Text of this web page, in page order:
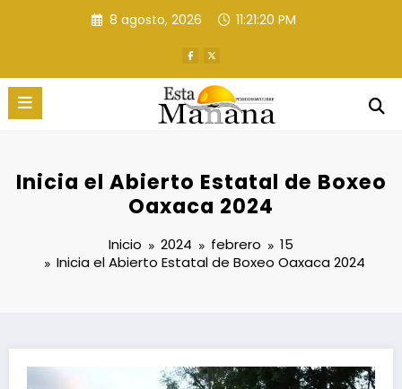
8 agosto, 2026 11:21:21 PM
Inicia el Abierto Estatal de Boxeo
Oaxaca 2024
Inicio 2024 febrero
15
Inicia el Abierto Estatal de Boxeo Oaxaca 2024